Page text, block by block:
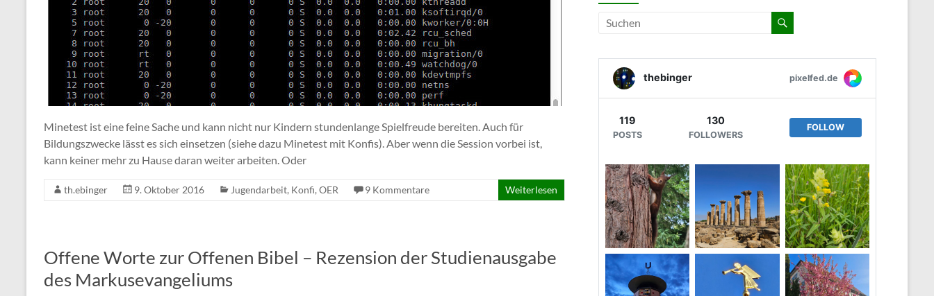
Minetest ist eine feine Sache und kann nicht nur Kindern stundenlange Spielfreude bereiten. Auch für
Bildungszwecke lässt es sich einsetzen (siehe dazu Minetest mit Konfis). Aber wenn die Session vorbei ist,
kann keiner mehr zu Hause daran weiter arbeiten. Oder
th.ebinger 9. Oktober 2016 Jugendarbeit, Konfi, OER 9 Kommentare Weiterlesen
Offene Worte zur Offenen Bibel – Rezension der Studienausgabe
des Markusevangeliums